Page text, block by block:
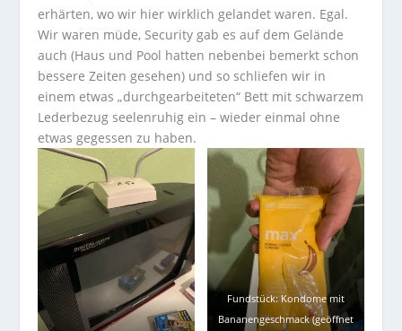
erhärten, wo wir hier wirklich gelandet waren. Egal.
Wir waren müde, Security gab es auf dem Gelände
auch (Haus und Pool hatten nebenbei bemerkt schon
bessere Zeiten gesehen) und so schliefen wir in
einem etwas „durchgearbeiteten“ Bett mit schwarzem
Lederbezug seelenruhig ein – wieder einmal ohne
etwas gegessen zu haben.
Fundstück: Kondome mit
Bananengeschmack (geöffnet